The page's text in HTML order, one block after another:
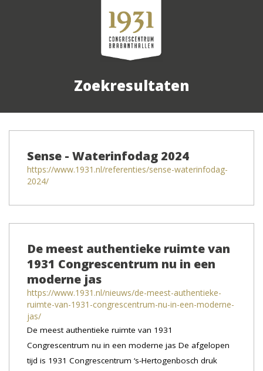
Zoekresultaten
Sense - Waterinfodag 2024
https://www.1931.nl/referenties/sense-waterinfodag-
2024/
De meest authentieke ruimte van
1931 Congrescentrum nu in een
moderne jas
https://www.1931.nl/nieuws/de-meest-authentieke-
ruimte-van-1931-congrescentrum-nu-in-een-moderne-
jas/
De meest authentieke ruimte van 1931
Congrescentrum nu in een moderne jas De afgelopen
tijd is 1931 Congrescentrum ‘s-Hertogenbosch druk